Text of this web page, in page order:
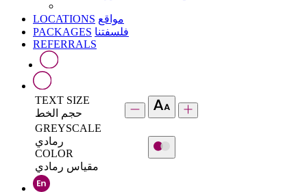
LOCATIONS مواقع
PACKAGES فلسفتنا
REFERRALS
TEXT SIZE
حجم الخط
GREYSCALE
رمادي
COLOR
مقياس رمادي